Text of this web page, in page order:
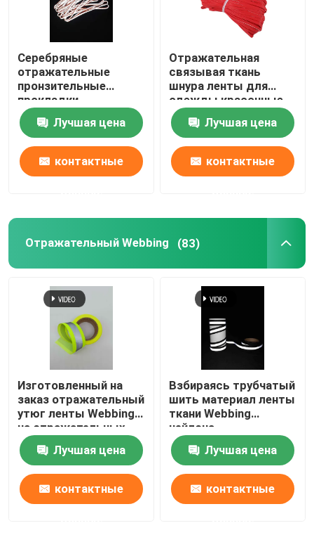
Серебряные
отражательные
пронзительные
прокладки
уравновешивают
след безопасности
держателя
задыхаются 50
метров 100 метров
Лучшая цена
контактные
Отражательная
связывая ткань
шнура ленты для
одежды красочные
ретро 0.19mm
безопасности 0.24mm
Лучшая цена
контактные
Отражательный Webbing (83)
Изготовленный на
заказ отражательный
утюг ленты Webbing
на отражательных
прокладках для
сумки ремня
безопасности
одежды
Лучшая цена
контактные
Взбираясь трубчатый
шить материал ленты
ткани Webbing
нейлона
отражательный
Лучшая цена
контактные